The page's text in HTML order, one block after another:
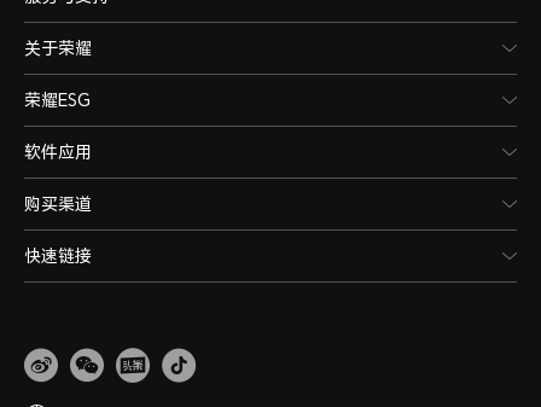
关于荣耀
荣耀ESG
软件应用
购买渠道
快速链接